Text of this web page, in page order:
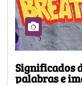
Significados
palabras e